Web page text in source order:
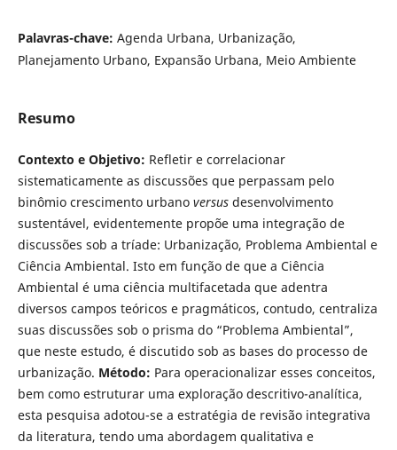
Palavras-chave: Agenda Urbana, Urbanização,
Planejamento Urbano, Expansão Urbana, Meio Ambiente
Resumo
Contexto e Objetivo: Refletir e correlacionar
sistematicamente as discussões que perpassam pelo
binômio crescimento urbano versusdesenvolvimento
sustentável, evidentemente propõe uma integração de
discussões sob a tríade: Urbanização, Problema Ambiental e
Ciência Ambiental. Isto em função de que a Ciência
Ambiental é uma ciência multifacetada que adentra
diversos campos teóricos e pragmáticos, contudo, centraliza
suas discussões sob o prisma do “Problema Ambiental”,
que neste estudo, é discutido sob as bases do processo de
urbanização. Método: Para operacionalizar esses conceitos,
bem como estruturar uma exploração descritivo-analítica,
esta pesquisa adotou-se a estratégia de revisão integrativa
da literatura, tendo uma abordagem qualitativa e